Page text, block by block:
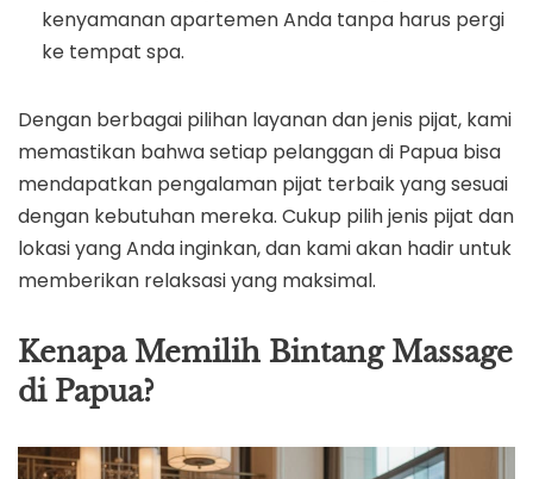
kenyamanan apartemen Anda tanpa harus pergi
ke tempat spa.
Dengan berbagai pilihan layanan dan jenis pijat, kami
memastikan bahwa setiap pelanggan di Papua bisa
mendapatkan pengalaman pijat terbaik yang sesuai
dengan kebutuhan mereka. Cukup pilih jenis pijat dan
lokasi yang Anda inginkan, dan kami akan hadir untuk
memberikan relaksasi yang maksimal.
Kenapa Memilih Bintang Massage
di Papua?